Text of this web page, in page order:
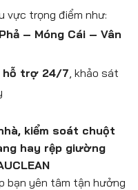
vực trọng điểm như:
– Móng Cái – Vân
hỗ trợ 24/7 , khảo sát
kiểm soát chuột
hay rệp giường
bạn yên tâm tận hưởng